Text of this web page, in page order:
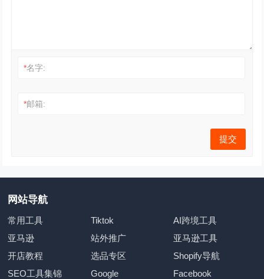
*名字:
*邮箱:
网站导航
常用工具 Tiktok
AI跨境工具
亚马逊
站外推广
亚马逊工具
开店教程
选品专区
Shopify导航
SEO工具集锦
Google
Facebook